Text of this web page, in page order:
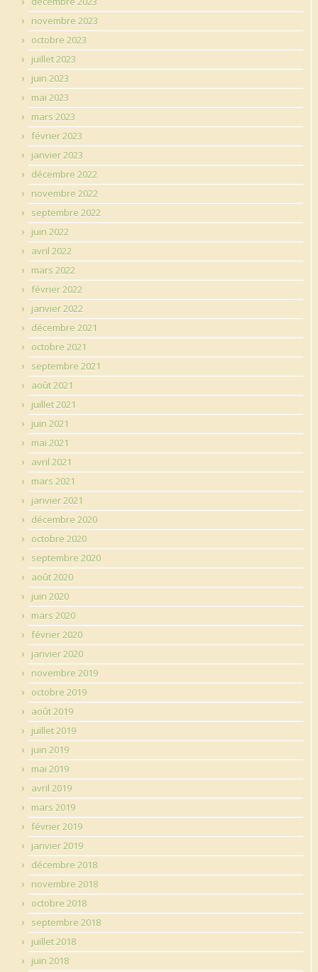
novembre 2023
octobre 2023
juillet 2023
juin 2023
mai 2023
mars 2023
février 2023
janvier 2023
décembre 2022
novembre 2022
septembre 2022
juin 2022
avril 2022
mars 2022
février 2022
janvier 2022
décembre 2021
octobre 2021
septembre 2021
août 2021
juillet 2021
juin 2021
mai 2021
avril 2021
mars 2021
janvier 2021
décembre 2020
octobre 2020
septembre 2020
août 2020
juin 2020
mars 2020
février 2020
janvier 2020
novembre 2019
octobre 2019
août 2019
juillet 2019
juin 2019
mai 2019
avril 2019
mars 2019
février 2019
janvier 2019
décembre 2018
novembre 2018
octobre 2018
septembre 2018
juillet 2018
juin 2018